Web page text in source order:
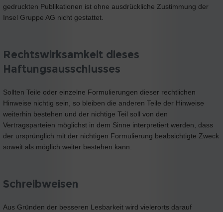
gedruckten Publikationen ist ohne ausdrückliche Zustimmung der
Insel Gruppe AG nicht gestattet.
Rechtswirksamkeit dieses
Haftungsausschlusses
Sollten Teile oder einzelne Formulierungen dieser rechtlichen
Hinweise nichtig sein, so bleiben die anderen Teile der Hinweise
weiterhin bestehen und der nichtige Teil soll von den
Vertragsparteien möglichst in dem Sinne interpretiert werden, dass
der ursprünglich mit der nichtigen Formulierung beabsichtigte Zweck
soweit als möglich weiter bestehen kann.
Schreibweisen
Aus Gründen der besseren Lesbarkeit wird vielerorts darauf